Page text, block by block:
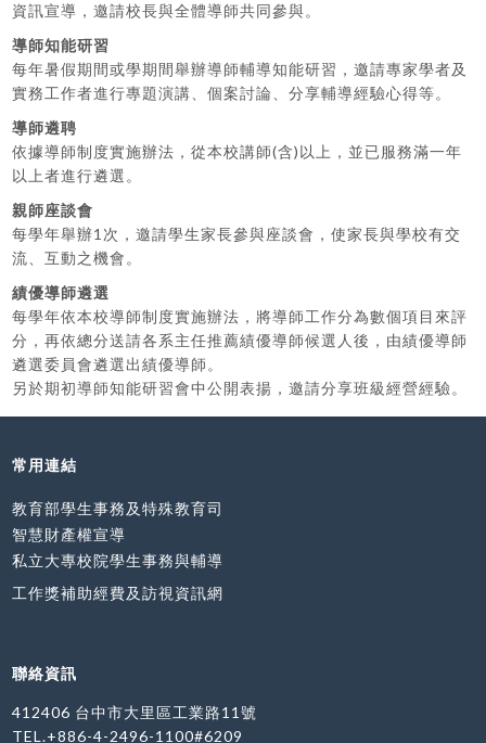
資訊宣導，邀請校長與全體導師共同參與。
導師知能研習
每年暑假期間或學期間舉辦導師輔導知能研習，邀請專家學者及
實務工作者進行專題演講、個案討論、分享輔導經驗心得等。
導師遴聘
依據導師制度實施辦法，從本校講師(含)以上，並已服務滿一年
以上者進行遴選。
親師座談會
每學年舉辦1次，邀請學生家長參與座談會，使家長與學校有交
流、互動之機會。
績優導師遴選
每學年依本校導師制度實施辦法，將導師工作分為數個項目來評
分，再依總分送請各系主任推薦績優導師候選人後，由績優導師
遴選委員會遴選出績優導師。
另於期初導師知能研習會中公開表揚，邀請分享班級經營經驗。
常用連結
教育部學生事務及特殊教育司
智慧財產權宣導
私立大專校院學生事務與輔導
工作獎補助經費及訪視資訊網
聯絡資訊
412406 台中市大里區工業路11號
TEL.+886-4-2496-1100#6209